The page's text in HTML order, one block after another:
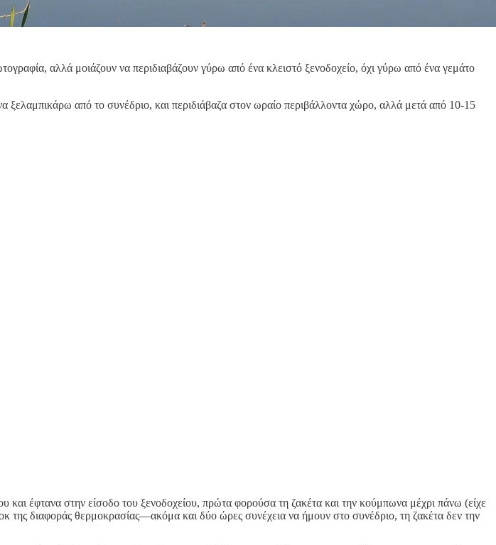
αλλά μοιάζουν να περιδιαβάζουν γύρω από ένα κλειστό ξενοδοχείο, όχι γύρω από ένα γεμάτο
από το συνέδριο, και περιδιάβαζα στον ωραίο περιβάλλοντα χώρο, αλλά μετά από 10-15
έφτανα στην είσοδο του ξενοδοχείου, πρώτα φορούσα τη ζακέτα και την κούμπωνα μέχρι πάνω (είχε
της διαφοράς θερμοκρασίας—ακόμα και δύο ώρες συνέχεια να ήμουν στο συνέδριο, τη ζακέτα δεν την